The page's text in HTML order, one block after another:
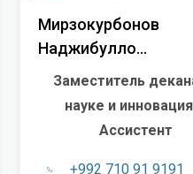
Мирзокурбонов
Наджибулло
Хуснуддинович
Заместитель
науке и
Ассистент
+992 710 91 9191